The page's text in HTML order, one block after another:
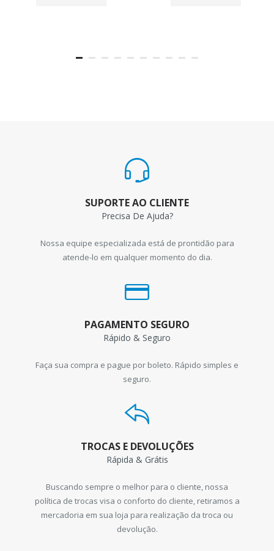
SUPORTE AO CLIENTE
Precisa De Ajuda?
Nossa equipe especializada está de prontidão para
atende-lo em qualquer momento do dia.
PAGAMENTO SEGURO
Rápido & Seguro
Faça sua compra e pague por boleto. Rápido simples e
seguro.
TROCAS E DEVOLUÇÕES
Rápida & Grátis
Buscando sempre o melhor para o cliente, nossa
política de trocas visa o conforto do cliente, retiramos a
mercadoria em sua loja para realização da troca ou
devolução.